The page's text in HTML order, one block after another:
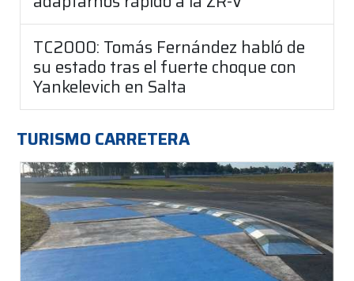
TC2000: Tomás Fernández habló de
su estado tras el fuerte choque con
Yankelevich en Salta
TURISMO CARRETERA